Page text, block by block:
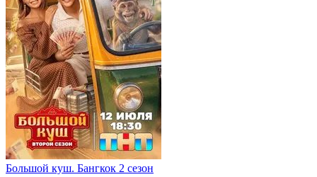
Большой куш. Бангкок 2 сезон